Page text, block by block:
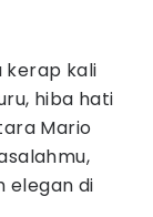
kerap kali
hiba hati
Mario
elegan di